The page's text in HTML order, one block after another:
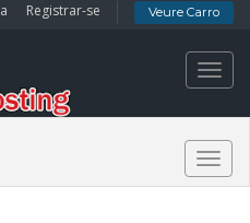
Registrar-se Veure Carro